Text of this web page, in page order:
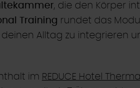
, die den Körper
Training rundet das
Alltag zu integrieren
im REDUCE Hotel